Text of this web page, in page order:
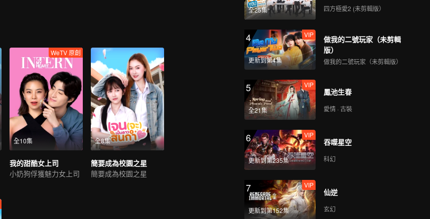
全10集
WeTV 原創
我的甜酷女上司
小奶狗俘獲魅力女上司
全8集
簡要成為校園之星
簡要成為校園之星
全25集 四方極愛2 (未剪輯版）
4
更新到第4集
VIP
做我的二號玩家（未剪輯
版）
做我的二號玩家（未剪輯版）
5
全21集
VIP
鳳池生春
愛情 · 古裝
6
更新到第235集
VIP
吞噬星空
科幻
7
更新到第152集
VIP
仙逆
玄幻